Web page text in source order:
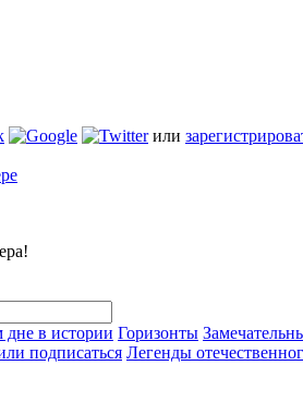
или
в истории Горизонты
подписаться Легенды